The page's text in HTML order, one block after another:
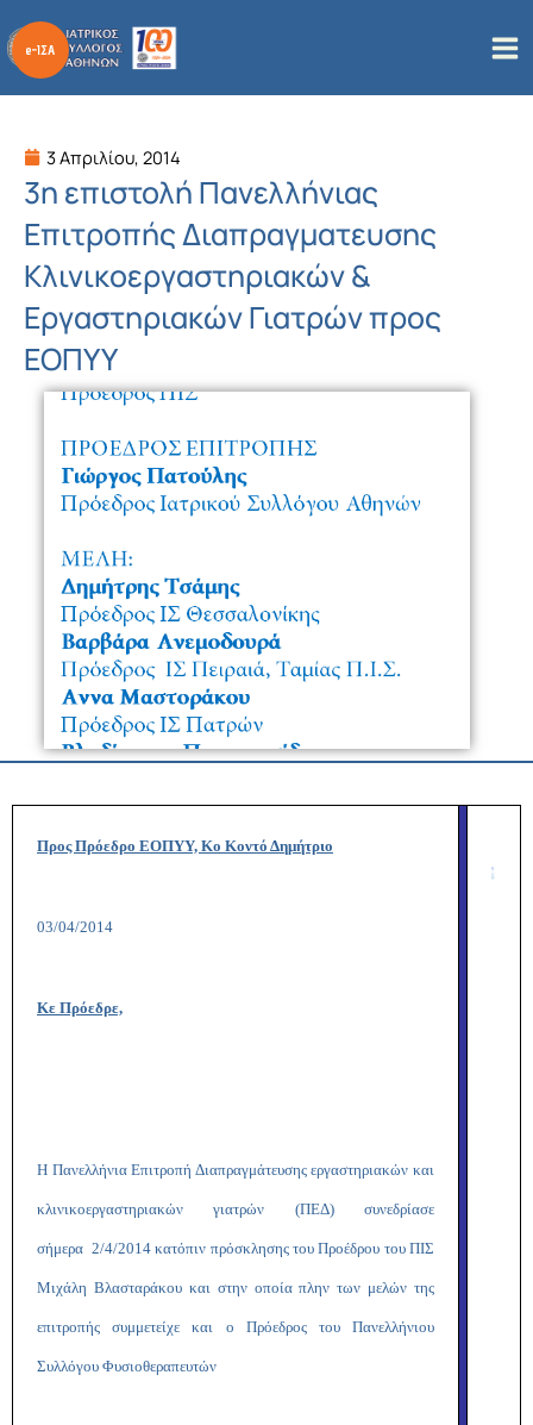
στο
περιεχόμενο
3 Απριλίου, 2014
3η επιστολή Πανελλήνιας
Επιτροπής Διαπραγματευσης
Κλινικοεργαστηριακών &
Εργαστηριακών Γιατρών προς
ΕΟΠΥΥ
Προς Πρόεδρο ΕΟΠΥΥ, Κο Κοντό Δημήτριο
03/04/2014
Κε Πρόεδρε,
Η Πανελλήνια Επιτροπή Διαπραγμάτευσης εργαστηριακών και
κλινικοεργαστηριακών γιατρών (ΠΕΔ) συνεδρίασε
σήμερα 2/4/2014 κατόπιν πρόσκλησης του Προέδρου του ΠΙΣ
Μιχάλη Βλασταράκου και στην οποία πλην των μελών της
επιτροπής συμμετείχε και ο Πρόεδρος του Πανελλήνιου
Συλλόγου Φυσιοθεραπευτών